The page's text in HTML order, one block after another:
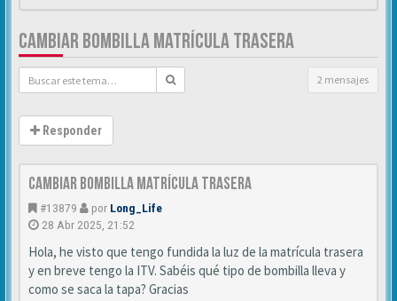
CAMBIAR BOMBILLA MATRÍCULA TRASERA
2 mensajes
Responder
Cambiar bombilla matrícula trasera
#13879 por Long_Life
28 Abr 2025, 21:52
Hola, he visto que tengo fundida la luz de la matrícula trasera
y en breve tengo la ITV. Sabéis qué tipo de bombilla lleva y
como se saca la tapa? Gracias